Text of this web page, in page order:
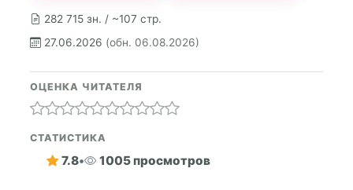
282 715 зн. / ~107 стр.
27.06.2026 (обн. 06.08.2026)
ОЦЕНКА ЧИТАТЕЛЯ
СТАТИСТИКА
7.8• 1005 просмотров